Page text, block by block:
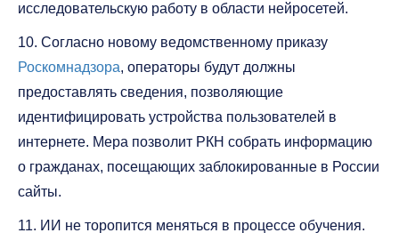
исследовательскую работу в области нейросетей.
10. Согласно новому ведомственному приказу
Роскомнадзора, операторы будут должны
предоставлять сведения, позволяющие
идентифицировать устройства пользователей в
интернете. Мера позволит РКН собрать информацию
о гражданах, посещающих заблокированные в России
сайты.
11. ИИ не торопится меняться в процессе обучения.